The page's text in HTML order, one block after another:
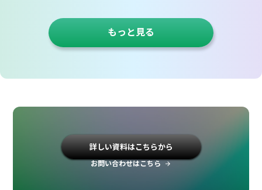
もっと見る
詳しい資料はこちらから
お問い合わせはこちら arrow_forward